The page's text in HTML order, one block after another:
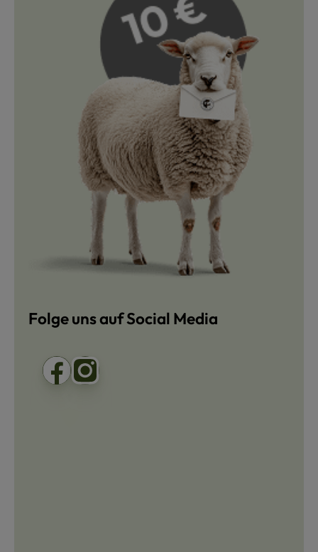
Folge uns auf Social Media